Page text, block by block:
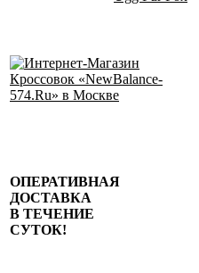
ОПЕРАТИВНАЯ
ДОСТАВКА
В ТЕЧЕНИЕ
СУТОК!